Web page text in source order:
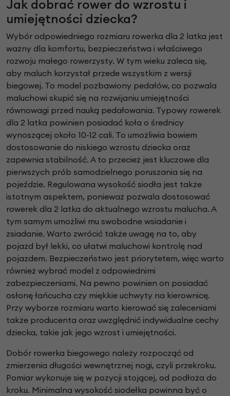
Jak dobrać rower do wzrostu i
umiejętności dziecka?
Wybór odpowiedniego rozmiaru rowerka dla 2 latka jest
ważny dla komfortu, bezpieczeństwa i właściwego
rozwoju małego rowerzysty. W tym wieku zaleca się,
aby maluch korzystał przede wszystkim z wersji
biegowej. To model pozbawiony pedałów, co pozwala
maluchowi skupić się na rozwijaniu umiejętności
równowagi przed nauką pedałowania. Typowy rowerek
dla 2 latka powinien posiadać koła o średnicy
wynoszącej około 10-12 cali. To umożliwia bowiem
dostosowanie do niskiego wzrostu dziecka oraz
zapewnia stabilność. A to przecież jest kluczowe dla
pierwszych prób samodzielnego poruszania się na
pojeździe. Regulowana wysokość siodła jest także
istotnym aspektem, ponieważ pozwala dostosować
rowerek dla 2 latka do aktualnego wzrostu malucha. A
tym samym umożliwi mu swobodne wsiadanie i
zsiadanie. Warto zwrócić także uwagę na to, aby
pojazd był lekki, co ułatwi maluchowi kontrolę nad
pojazdem. Bezpieczeństwo jest priorytetem, więc warto
również wybrać model z odpowiednimi
zabezpieczeniami. Na pewno powinien on posiadać
osłonę łańcucha czy miękkie uchwyty na kierownicę.
Przy wyborze rozmiaru warto kierować się zaleceniami
także producenta oraz uwzględnić indywidualne cechy
dziecka, takie jak jego wzrost i umiejętności.
Dobór rowerka biegowego należy rozpocząć od
zmierzenia długości wewnętrznej nogi, czyli przekroku.
Pomiar wykonuje się w pozycji stojącej, od podłoża do
kroku. Minimalna wysokość siodełka powinna być o